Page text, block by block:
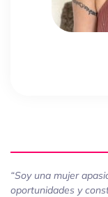
“Soy una mujer
oportunidades y